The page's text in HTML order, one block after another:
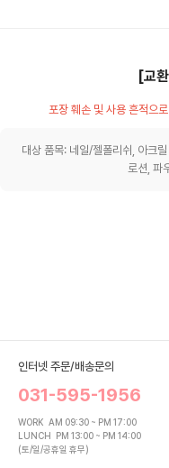
[교
포장 훼손 및 사용 흔적으로
대상 품목: 네일/젤폴리쉬, 아크
로션, 파
인터넷 주문/배송문의
031-595-1956
WORK AM 09:30 ~ PM 17:00
LUNCH PM 13:00 ~ PM 14:00
(토/일/공휴일 휴무)